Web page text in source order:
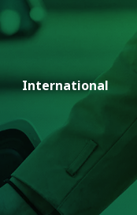
International